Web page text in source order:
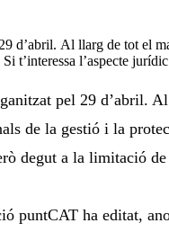
d’abril. Al llarg de tot
t’interessa l’aspecte
pel 29 d’abril.
de la gestió i la
degut a la limitació
puntCAT ha editat,